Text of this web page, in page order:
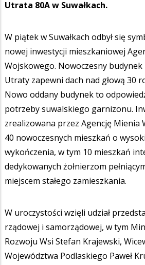
Utrata 80A w Suwałkach.
W piątek w Suwałkach odbył się
nowej inwestycji mieszkaniowej
Wojskowego. Nowoczesny
Utraty zapewni dach nad głową 30
Nowo oddany budynek to
potrzeby suwalskiego garnizonu.
zrealizowana przez Agencję Mienia
40 nowoczesnych mieszkań o
wykończenia, w tym 10 mieszkań
dedykowanych żołnierzom
miejscem stałego zamieszkania.
W uroczystości wzięli udział
rządowej i samorządowej, w tym
Rozwoju Wsi Stefan Krajewski,
Województwa Podlaskiego Paweł